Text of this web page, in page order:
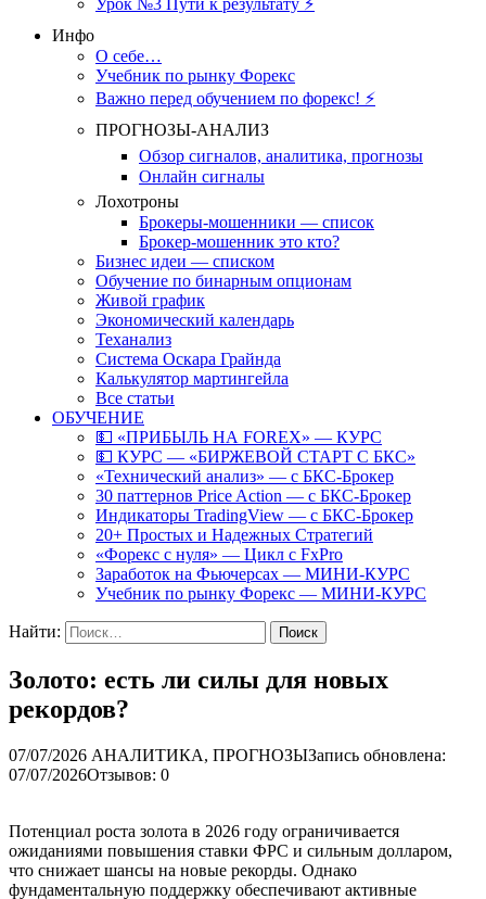
Урок №3 Пути к результату ⚡️
Инфо
О себе…
Учебник по рынку Форекс
Важно перед обучением по форекс! ⚡
ПРОГНОЗЫ-АНАЛИЗ
Обзор сигналов, аналитика, прогнозы
Онлайн сигналы
Лохотроны
Брокеры-мошенники — список
Брокер-мошенник это кто?
Бизнес идеи — списком
Обучение по бинарным опционам
Живой график
Экономический календарь
Теханализ
Система Оскара Грайнда
Калькулятор мартингейла
Все статьи
ОБУЧЕНИЕ
💵 «ПРИБЫЛЬ НА FOREX» — КУРС
💵 КУРС — «БИРЖЕВОЙ СТАРТ С БКС»
«Технический анализ» — с БКС-Брокер
30 паттернов Price Action — с БКС-Брокер
Индикаторы TradingView — с БКС-Брокер
20+ Простых и Надежных Стратегий
«Форекс с нуля» — Цикл с FxPro
Заработок на Фьючерсах — МИНИ-КУРС
Учебник по рынку Форекс — МИНИ-КУРС
Найти:
Золото: есть ли силы для новых
рекордов?
07/07/2026 АНАЛИТИКА, ПРОГНОЗЫЗапись обновлена:
07/07/2026Отзывов: 0
Потенциал роста золота в 2026 году ограничивается
ожиданиями повышения ставки ФРС и сильным долларом,
что снижает шансы на новые рекорды. Однако
фундаментальную поддержку обеспечивают активные